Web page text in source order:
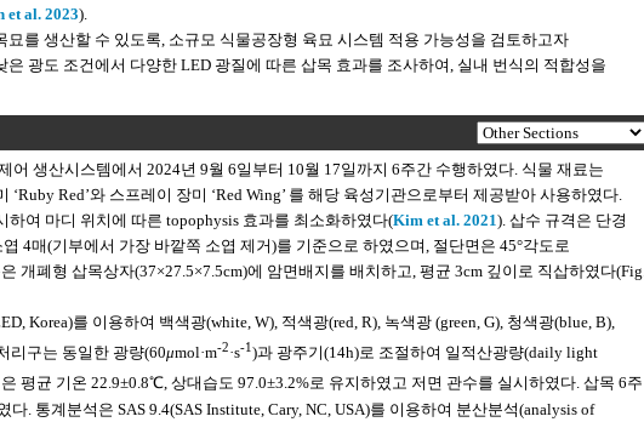
et al. 2023).
를 생산할 수 있도록, 소규모 식물공장형 육묘 시스템 적용 가능성을 검토하고자
광도 조건에서 다양한 LED 광질에 따른 삽목 효과를 조사하여, 실내 번식의 적합성을
생산시스템에서 2024년 9월 6일부터 10월 17일까지 6주간 수행하였다. 식물 재료는
Red’와 스프레이 장미 ‘Red Wing’ 를 해당 육성기관으로부터 제공받아 사용하였다.
여 마디 위치에 따른 topophysis 효과를 최소화하였다(Kim et al. 2021). 삽수 규격은 단경
4매(기부에서 가장 바깥쪽 소엽 제거)를 기준으로 하였으며, 절단면은 45°각도로
개폐형 삽목상자(37×27.5×7.5cm)에 암면배지를 배치하고, 평균 3cm 깊이로 직삽하였다(Fig.
Korea)를 이용하여 백색광(white, W), 적색광(red, R), 녹색광 (green, G), 청색광(blue, B),
리구는 동일한 광량(60μmol·m-2·s-1)과 광주기(14h)로 조절하여 일적산광량(daily light
평균 기온 22.9±0.8℃, 상대습도 97.0±3.2%로 유지하였고 저면 관수를 실시하였다. 삽목 6주
. 통계분석은 SAS 9.4(SAS Institute, Cary, NC, USA)를 이용하여 분산분석(analysis of